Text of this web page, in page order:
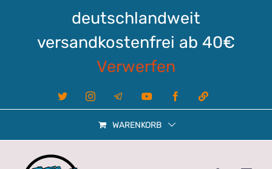
deutschlandweit
versandkostenfrei ab 40€
Verwerfen
X InstagramTelegram YouTube FacebookLinktree
WARENKORB